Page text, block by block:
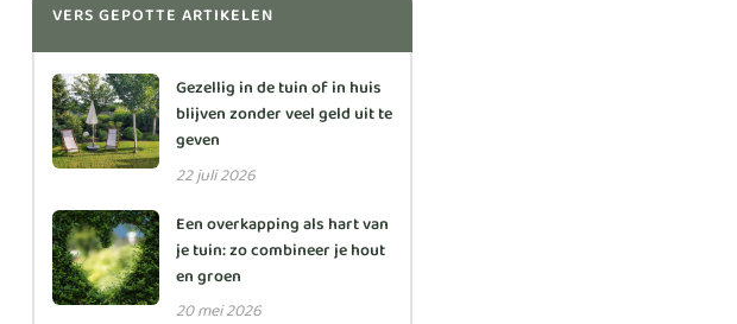
VERS GEPOTTE ARTIKELEN
Gezellig in de tuin of in huis
blijven zonder veel geld uit te
geven
22 juli 2026
Een overkapping als hart van
je tuin: zo combineer je hout
en groen
20 mei 2026